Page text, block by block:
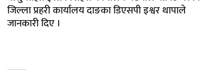
जिल्ला प्रहरी कार्यालय दाङका डिएसपी इश्वर थापाले
जानकारी दिए ।